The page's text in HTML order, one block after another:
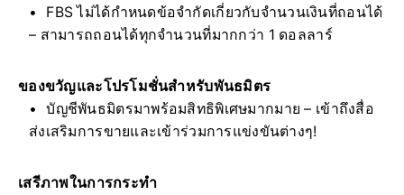
FBS ไม่ได้กำหนดข้อจำกัดเกี่ยวกับจำนวนเงินที่ถอนได้
– สามารถถอนได้ทุกจำนวนที่มากกว่า 1 ดอลลาร์
ของขวัญและโปรโมชั่นสำหรับพันธมิตร
บัญชีพันธมิตรมาพร้อมสิทธิพิเศษมากมาย – เข้าถึงสื่อ
ส่งเสริมการขายและเข้าร่วมการแข่งขันต่างๆ!
เสรีภาพในการกระทำ